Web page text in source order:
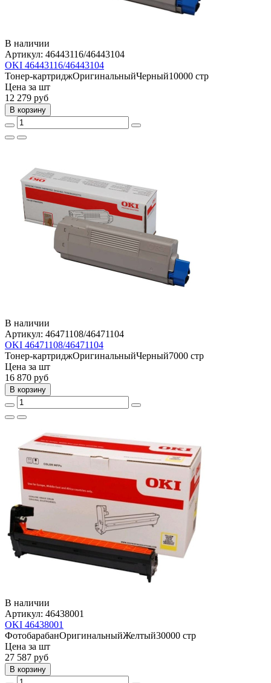
В наличии
Артикул: 46443116/46443104
OKI 46443116/46443104
Тонер-картриджОригинальныйЧерный10000 стр
Цена за шт
12 279 руб
В корзину
В наличии
Артикул: 46471108/46471104
OKI 46471108/46471104
Тонер-картриджОригинальныйЧерный7000 стр
Цена за шт
16 870 руб
В корзину
В наличии
Артикул: 46438001
OKI 46438001
ФотобарабанОригинальныйЖелтый30000 стр
Цена за шт
27 587 руб
В корзину